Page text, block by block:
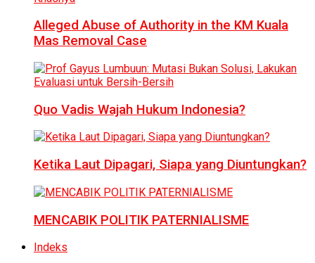
Alleged Abuse of Authority in the KM Kuala
Mas Removal Case
Quo Vadis Wajah Hukum Indonesia?
Ketika Laut Dipagari, Siapa yang Diuntungkan?
MENCABIK POLITIK PATERNIALISME
Indeks